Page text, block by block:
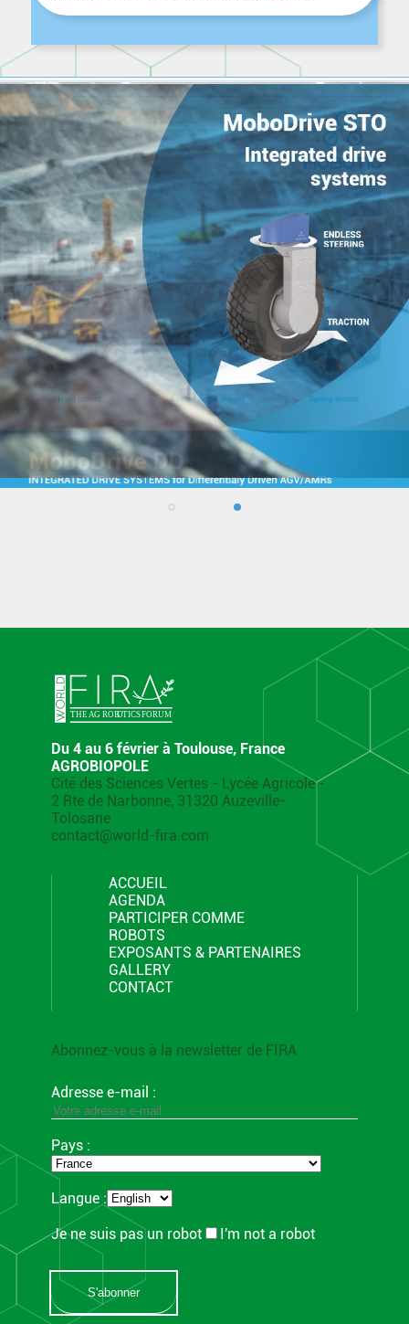
Du 4 au 6 février à Toulouse, France
AGROBIOPOLE
Cité des Sciences Vertes - Lycée Agricole -
2 Rte de Narbonne, 31320 Auzeville-
Tolosane
contact@world-fira.com
ACCUEIL
AGENDA
PARTICIPER COMME
ROBOTS
EXPOSANTS & PARTENAIRES
GALLERY
CONTACT
Abonnez-vous à la newsletter de FIRA
Adresse e-mail :
Pays :
Langue :
Je ne suis pas un robot I'm not a robot